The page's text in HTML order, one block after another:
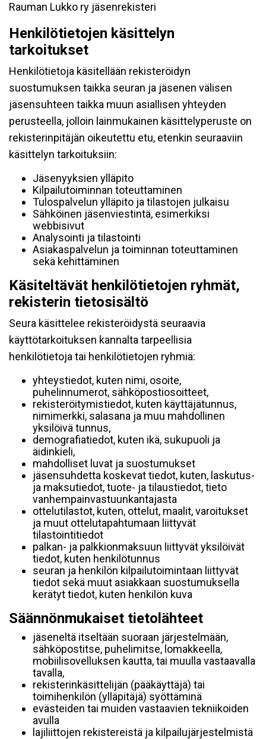
Rauman Lukko ry jäsenrekisteri
Henkilötietojen käsittelyn
tarkoitukset
Henkilötietoja käsitellään rekisteröidyn
suostumuksen taikka seuran ja jäsenen välisen
jäsensuhteen taikka muun asiallisen yhteyden
perusteella, jolloin lainmukainen käsittelyperuste on
rekisterinpitäjän oikeutettu etu, etenkin seuraaviin
käsittelyn tarkoituksiin:
Jäsenyyksien ylläpito
Kilpailutoiminnan toteuttaminen
Tulospalvelun ylläpito ja tilastojen julkaisu
Sähköinen jäsenviestintä, esimerkiksi
webbisivut
Analysointi ja tilastointi
Asiakaspalvelun ja toiminnan toteuttaminen
sekä kehittäminen
Käsiteltävät henkilötietojen ryhmät,
rekisterin tietosisältö
Seura käsittelee rekisteröidystä seuraavia
käyttötarkoituksen kannalta tarpeellisia
henkilötietoja tai henkilötietojen ryhmiä:
yhteystiedot, kuten nimi, osoite,
puhelinnumerot, sähköpostiosoitteet,
rekisteröitymistiedot, kuten käyttäjätunnus,
nimimerkki, salasana ja muu mahdollinen
yksilöivä tunnus,
demografiatiedot, kuten ikä, sukupuoli ja
äidinkieli,
mahdolliset luvat ja suostumukset
jäsensuhdetta koskevat tiedot, kuten, laskutus-
ja maksutiedot, tuote- ja tilaustiedot, tieto
vanhempainvastuunkantajasta
ottelutilastot, kuten, ottelut, maalit, varoitukset
ja muut ottelutapahtumaan liittyvät
tilastointitiedot
palkan- ja palkkionmaksuun liittyvät yksilöivät
tiedot, kuten henkilötunnus
seuran ja henkilön kilpailutoimintaan liittyvät
tiedot sekä muut asiakkaan suostumuksella
kerätyt tiedot, kuten henkilön kuva
Säännönmukaiset tietolähteet
jäseneltä itseltään suoraan järjestelmään,
sähköpostitse, puhelimitse, lomakkeella,
mobiilisovelluksen kautta, tai muulla vastaavalla
tavalla,
rekisterinkäsittelijän (pääkäyttäjä) tai
toimihenkilön (ylläpitäjä) syöttäminä
evästeiden tai muiden vastaavien tekniikoiden
avulla
lajiliittojen rekistereistä ja kilpailujärjestelmistä